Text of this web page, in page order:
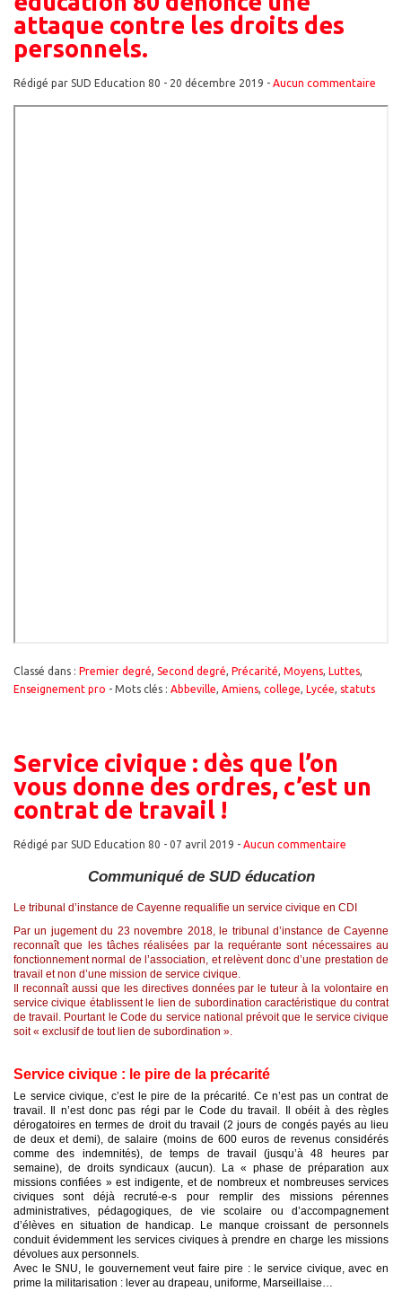
attaque contre les droits des
personnels.
Rédigé par SUD Education 80 - 20 décembre 2019 - Aucun commentaire
Classé dans : Premier degré, Second degré, Précarité, Moyens, Luttes,
Enseignement pro - Mots clés : Abbeville, Amiens, college, Lycée, statuts
Service civique : dès que l’on
vous donne des ordres, c’est un
contrat de travail !
Rédigé par SUD Education 80 - 07 avril 2019 - Aucun commentaire
Communiqué de SUD éducation
Le tribunal d’instance de Cayenne requalifie un service civique en CDI
Par un jugement du 23 novembre 2018, le tribunal d’instance de Cayenne
reconnaît que les tâches réalisées par la requérante sont nécessaires au
fonctionnement normal de l’association, et relèvent donc d’une prestation de
travail et non d’une mission de service civique.
Il reconnaît aussi que les directives données par le tuteur à la volontaire en
service civique établissent le lien de subordination caractéristique du contrat
de travail. Pourtant le Code du service national prévoit que le service civique
soit « exclusif de tout lien de subordination ».
Service civique : le pire de la précarité
Le service civique, c’est le pire de la précarité. Ce n’est pas un contrat de
travail. Il n’est donc pas régi par le Code du travail. Il obéit à des règles
dérogatoires en termes de droit du travail (2 jours de congés payés au lieu
de deux et demi), de salaire (moins de 600 euros de revenus considérés
comme des indemnités), de temps de travail (jusqu’à 48 heures par
semaine), de droits syndicaux (aucun). La « phase de préparation aux
missions confiées » est indigente, et de nombreux et nombreuses services
civiques sont déjà recruté-e-s pour remplir des missions pérennes
administratives, pédagogiques, de vie scolaire ou d’accompagnement
d’élèves en situation de handicap. Le manque croissant de personnels
conduit évidemment les services civiques à prendre en charge les missions
dévolues aux personnels.
Avec le SNU, le gouvernement veut faire pire : le service civique, avec en
prime la militarisation : lever au drapeau, uniforme, Marseillaise…